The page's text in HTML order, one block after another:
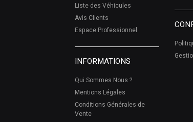
Liste des Véhicules
Avis Clients
Espace Professionnel
INFORMATIONS
Qui Sommes Nous ?
Mentions Légales
Conditions Générales de
Vente